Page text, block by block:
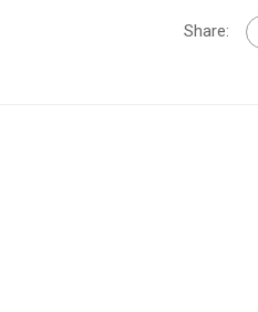
Share: